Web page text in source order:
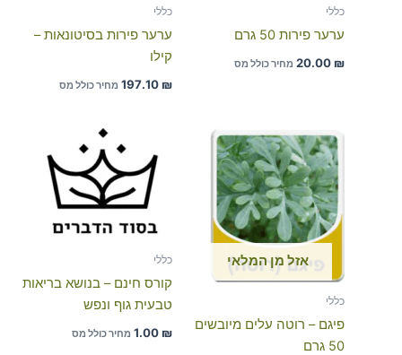
כללי
ערער פירות 50 גרם
20.00 ₪ מחיר כולל מס
כללי
ערער פירות בסיטונאות –
קילו
197.10 ₪ מחיר כולל מס
אזל מן המלאי
כללי
פיגם – רוטה עלים מיובשים
50 גרם
כללי
קורס חינם – בנושא בריאות
טבעית גוף ונפש
1.00 ₪ מחיר כולל מס